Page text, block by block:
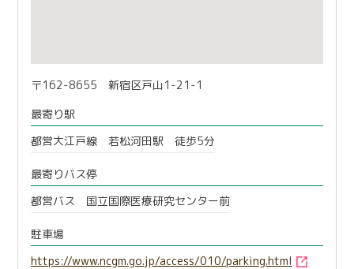
〒162-8655 新宿区戸山1-21-1
最寄り駅
都営大江戸線 若松河田駅 徒歩5分
最寄りバス停
都営バス 国立国際医療研究センター前
駐車場
https://www.ncgm.go.jp/access/010/parking.html